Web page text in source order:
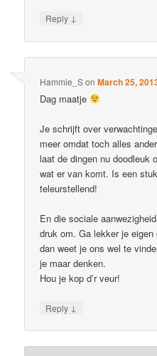
Reply ↓
Hammie_SonMarch 25,
Dag maatje
Je schrijft over
meer omdat toch alles
laat de dingen nu doodleuk
wat er van komt. Is een
teleurstellend!
En die sociale
druk om. Ga lekker je
dan weet je ons wel te
je maar denken.
Hou je kop d’r veur!
Reply ↓